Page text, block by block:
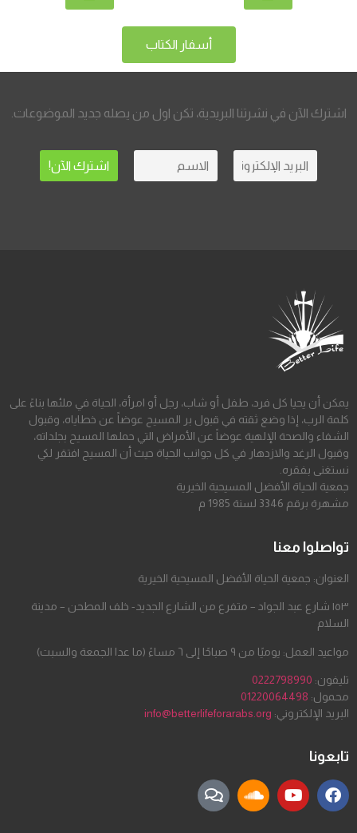
أسفار الكتاب
اشترك الآن في نشرتنا البريدية، تكن اول من يصله جديد الموضوعات.
يمكن أن يحيا كل فرد، طفل أو شاب، رجل أو امرأة، الحياة في ملئها بناءً على
كلمة الرب، إذا وضع ثقته في قبول بر المسيح عوضاً عن خطاياه، وقبول
الشفاء والصحة الإلهية عوضاً عن الأمراض التي حملها المسيح بجلداته،
وقبول الرغد والازدهار في كل جوانب الحياة حيث أن المسيح افتقر لكي
نستغنى بفقره.
جمعية الحياة الأفضل المسيحية الخيرية
مشهرة برقم 3346 لسنة 1985 م
تواصلوا معنا
العنوان: جمعية الحياة الأفضل المسيحية الخيرية
١٥٣ شارع عبد الجواد – متفرع من الشارع الجديد- خلف المطحن – مدينة
السلام
مواعيد العمل: يوميًا من ٩ صباحًا إلى ٦ مساءً (ما عدا الجمعة والسبت)
تليفون: 0222798990
محمول: 01220064498
البريد الإلكتروني: info@betterlifeforarabs.org
تابعونا